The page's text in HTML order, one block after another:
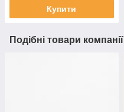
Купити
Подібні товари компанії